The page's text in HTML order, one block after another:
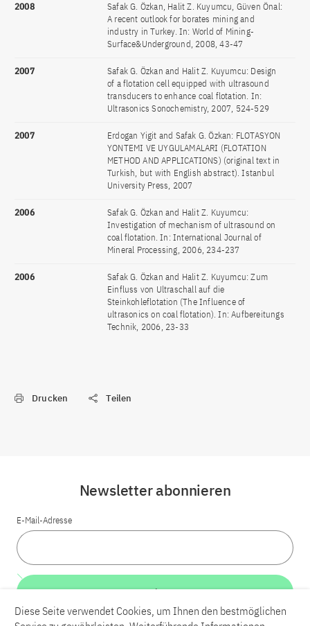
2008
Safak G. Özkan, Halit Z. Kuyumcu, Güven Önal:
A recent outlook for borates mining and
industry in Turkey. In: World of Mining-
Surface&Underground, 2008, 43-47
2007
Safak G. Özkan and Halit Z. Kuyumcu: Design
of a flotation cell equipped with ultrasound
transducers to enhance coal flotation. In:
Ultrasonics Sonochemistry, 2007, 524-529
2007
Erdogan Yigit and Safak G. Özkan: FLOTASYON
YONTEMI VE UYGULAMALARI (FLOTATION
METHOD AND APPLICATIONS) (original text in
Turkish, but with English abstract). Istanbul
University Press, 2007
2006
Safak G. Özkan and Halit Z. Kuyumcu:
Investigation of mechanism of ultrasound on
coal flotation. In: International Journal of
Mineral Processing, 2006, 234-237
2006
Safak G. Özkan and Halit Z. Kuyumcu: Zum
Einfluss von Ultraschall auf die
Steinkohleflotation (The Influence of
ultrasonics on coal flotation). In: Aufbereitungs
Technik, 2006, 23-33
Drucken Teilen
Newsletter abonnieren
E-Mail-Adresse
Weiter
Diese Seite verwendet Cookies, um Ihnen den bestmöglichen